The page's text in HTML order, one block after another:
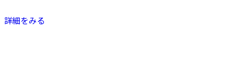
詳細をみる